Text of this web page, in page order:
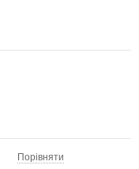
Порівняти